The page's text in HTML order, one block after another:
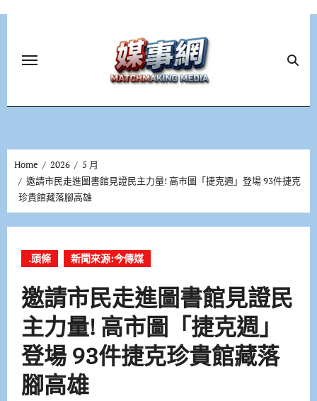
Home 2026
5 月
邀請市民走進圖書館見證民主力量! 高市圖「捷克週」登場 93件捷克
珍貴館藏落腳高雄
.頭條 新聞來源:今傳媒
邀請市民走進圖書館見證民
主力量! 高市圖「捷克週」
登場 93件捷克珍貴館藏落
腳高雄